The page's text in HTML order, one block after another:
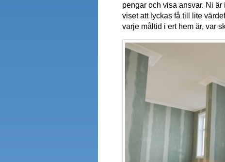
pengar och visa ansvar. Ni
viset att lyckas få till lite
varje måltid i ert hem är, var